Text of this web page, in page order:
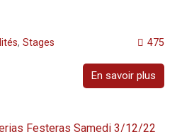
475
, Stages
En savoir plus